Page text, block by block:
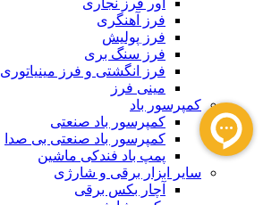
اور فرز نجاری
فرز آهنگری
فرز پولیش
فرز سنگ بری
فرز انگشتی و فرز مینیاتوری
مینی فرز
کمپرسور باد
کمپرسور باد صنعتی
کمپرسور باد صنعتی بی صدا
پمپ باد فندکی ماشین
سایر ابزار برقی و شارژی
آچار بکس برقی